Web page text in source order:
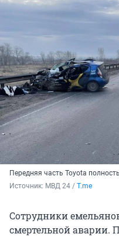
Передняя часть Toyota
Источник: МВД 24 / T.me
Сотрудники
смертельной аварии.